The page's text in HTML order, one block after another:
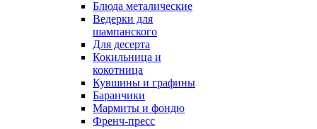
Блюда металические
Ведерки для
шампанского
Для десерта
Кокильница и
кокотница
Кувшины и графины
Баранчики
Мармиты и фондю
Френч-пресс